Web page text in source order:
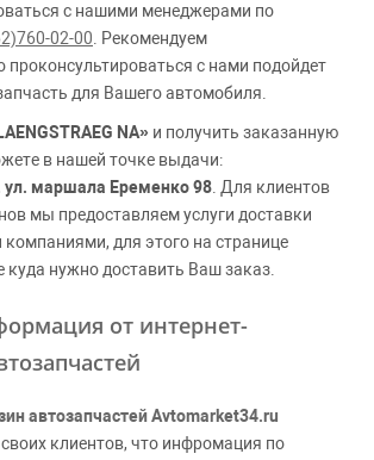
с нашими менеджерами по
02-00 . Рекомендуем
проконсультироваться с нами подойдет
для Вашего автомобиля.
NA» и получить заказанную
в нашей точке выдачи:
ул. маршала Еременко 98 . Для клиентов
мы предоставляем услуги доставки
для этого на странице
куда нужно доставить Ваш заказ.
от интернет-
автозапчастей Avtomarket34.ru
клиентов, что инфромация по